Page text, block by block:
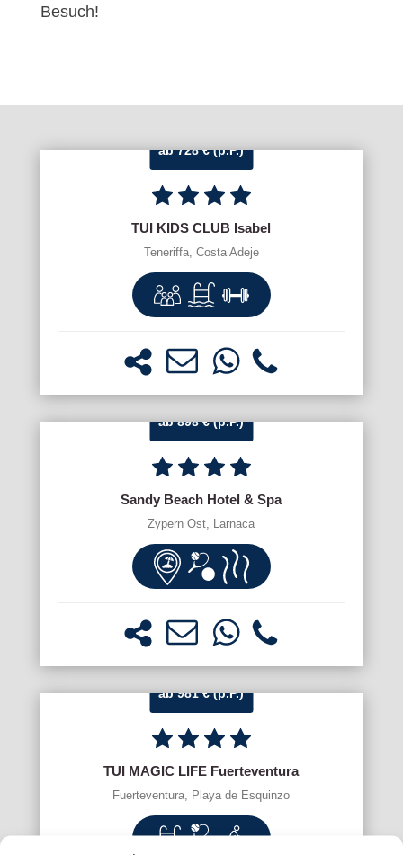
Besuch!
ab 728 € (p.P.)
TUI KIDS CLUB Isabel
Teneriffa, Costa Adeje
ab 898 € (p.P.)
Sandy Beach Hotel & Spa
Zypern Ost, Larnaca
ab 981 € (p.P.)
TUI MAGIC LIFE Fuerteventura
Fuerteventura, Playa de Esquinzo